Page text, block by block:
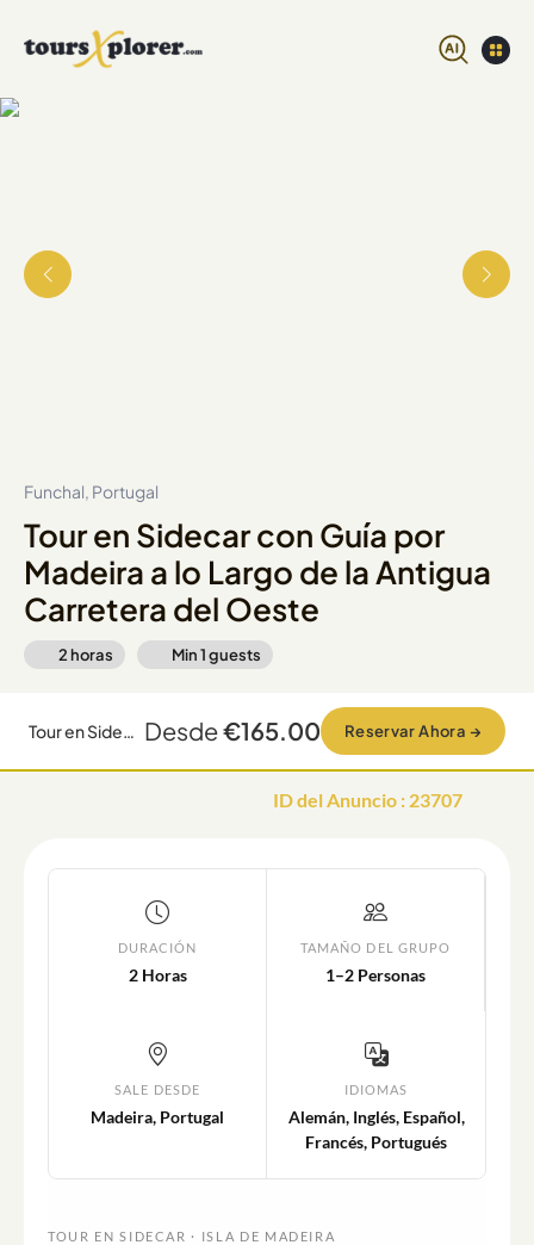
Funchal, Portugal
Tour en Sidecar con Guía por
Madeira a lo Largo de la Antigua
Carretera del Oeste
2 horas Min1guests
Tour en Sidecar con Guía por Madeira a lo Largo de la Antigua Carretera del Oeste Desde€165.00 Reservar Ahora →
ID del Anuncio : 23707
DURACIÓN
2 Horas
TAMAÑO DEL GRUPO
1–2 Personas
SALE DESDE
Madeira, Portugal
IDIOMAS
Alemán, Inglés, Español,
Francés, Portugués
TOUR EN SIDECAR · ISLA DE MADEIRA